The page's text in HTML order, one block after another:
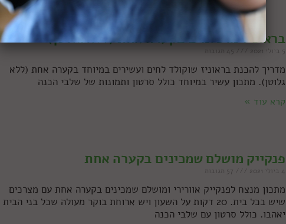
בראוניז מושלמים בקערה אחת (ללא גלוטן)
5 ביולי 2021
מדריך להכנת בראוניז שוקולד לחים ועשירים במיוחד בקערה אחת (ללא
גלוטן). מתכון עשיר במיוחד כולל סרטון ותמונות של שלבי הכנה
קרא עוד »
פנקייק מושלם שמכינים בקערה אחת
4 ביולי 2021
מתכון מנצח לפנקייק אוורירי ומושלם שמכינים בקערה אחת עם מצרכים
שיש בכל בית. 20 דקות על השעון ויש ארוחת בוקר מעולה שכל בני הבית
יאהבו. כולל סרטון עם שלבי הכנה